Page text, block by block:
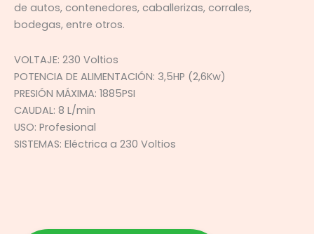
de autos, contenedores, caballerizas, corrales,
bodegas, entre otros.
VOLTAJE: 230 Voltios
POTENCIA DE ALIMENTACIÓN: 3,5HP (2,6Kw)
PRESIÓN MÁXIMA: 1885PSI
CAUDAL: 8 L/min
USO: Profesional
SISTEMAS: Eléctrica a 230 Voltios